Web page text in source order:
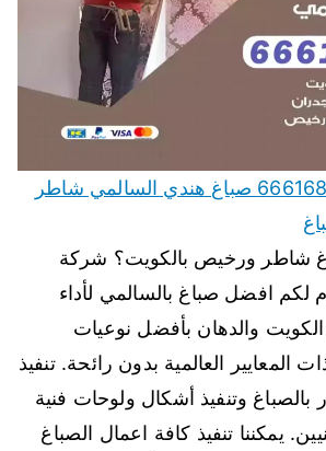
صباغ السالمي 66616884 صباغ هندي السالمي شاطر
شاطر ورخيص بالكويت؟ شركة
لكم افضل صباغ بالسالمي لأداء
والدهان بأفضل نوعيات
المعايير العالمية بدون رائحة. تنفيذ
بالصباغ وتنفيذ أشكال ولوحات فنية
يمكننا تنفيذ كافة اعمال الصباغ